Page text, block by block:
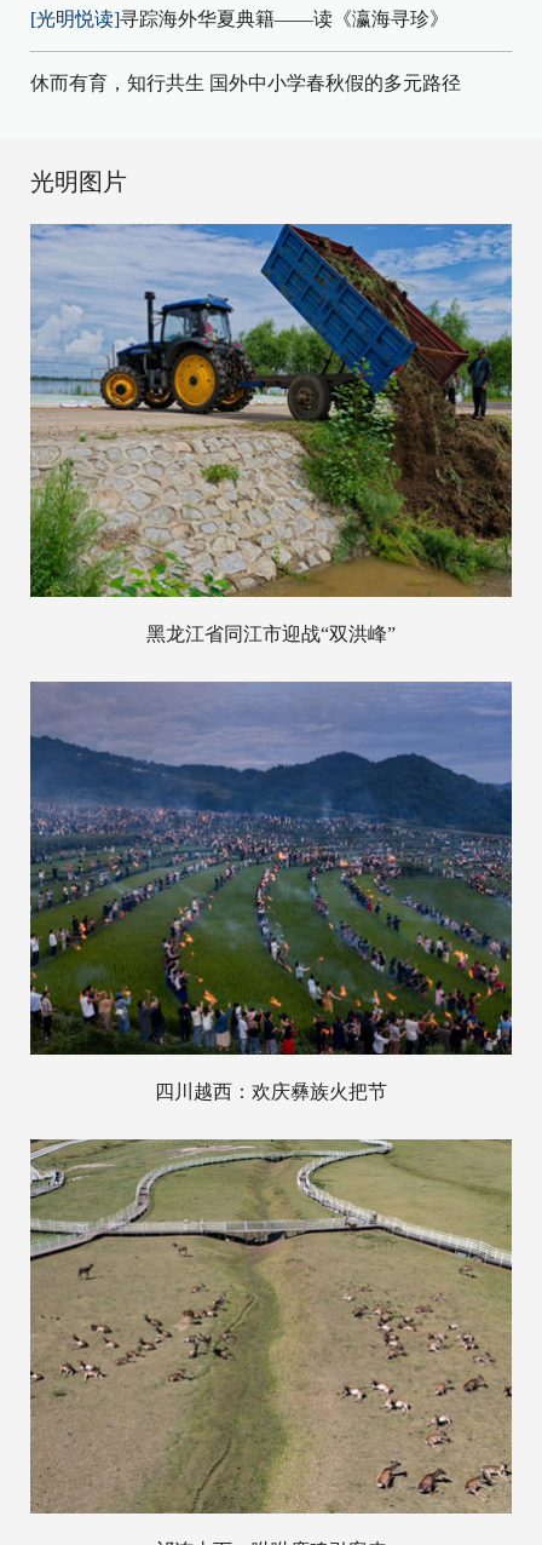
[光明悦读]寻踪海外华夏典籍——读《瀛海寻珍》
休而有育，知行共生 国外中小学春秋假的多元路径
光明图片
黑龙江省同江市迎战“双洪峰”
四川越西：欢庆彝族火把节